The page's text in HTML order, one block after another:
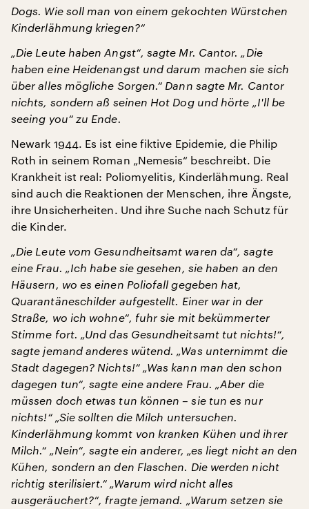
Dogs. Wie soll man von einem gekochten Würstchen
Kinderlähmung kriegen?“
„Die Leute haben Angst“, sagte Mr. Cantor. „Die
haben eine Heidenangst und darum machen sie sich
über alles mögliche Sorgen.“ Dann sagte Mr. Cantor
nichts, sondern aß seinen Hot Dog und hörte „I'll be
seeing you“ zu Ende.
Newark 1944. Es ist eine fiktive Epidemie, die Philip
Roth in seinem Roman „Nemesis“ beschreibt. Die
Krankheit ist real: Poliomyelitis, Kinderlähmung. Real
sind auch die Reaktionen der Menschen, ihre Ängste,
ihre Unsicherheiten. Und ihre Suche nach Schutz für
die Kinder.
„Die Leute vom Gesundheitsamt waren da“, sagte
eine Frau. „Ich habe sie gesehen, sie haben an den
Häusern, wo es einen Poliofall gegeben hat,
Quarantäneschilder aufgestellt. Einer war in der
Straße, wo ich wohne“, fuhr sie mit bekümmerter
Stimme fort. „Und das Gesundheitsamt tut nichts!“,
sagte jemand anderes wütend. „Was unternimmt die
Stadt dagegen? Nichts!“ „Was kann man den schon
dagegen tun“, sagte eine andere Frau. „Aber die
müssen doch etwas tun können – sie tun es nur
nichts!“ „Sie sollten die Milch untersuchen.
Kinderlähmung kommt von kranken Kühen und ihrer
Milch.“ „Nein“, sagte ein anderer, „es liegt nicht an den
Kühen, sondern an den Flaschen. Die werden nicht
richtig sterilisiert.“ „Warum wird nicht alles
ausgeräuchert?“, fragte jemand. „Warum setzen sie